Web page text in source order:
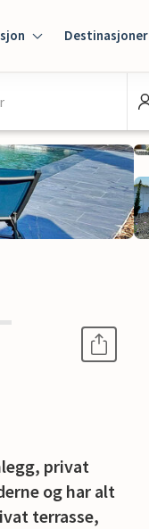
Destinasjoner
privat
og har alt
terrasse,